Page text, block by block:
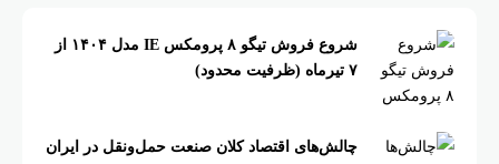
شروع فروش تیگو ۸ پرومکس IE مدل ۱۴۰۴ از
۷ تیرماه (ظرفیت محدود)
چالش‌های اقتصاد کلان صنعت حمل‌ونقل در ایران